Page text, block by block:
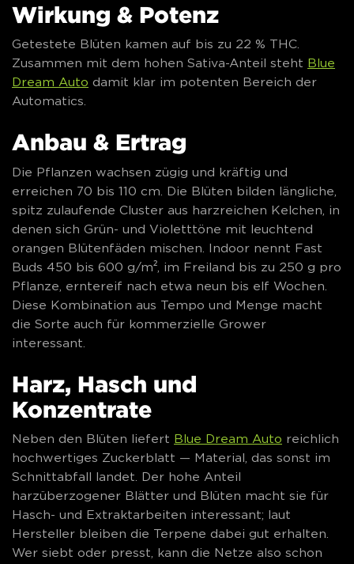
Wirkung & Potenz
Getestete Blüten kamen auf bis zu 22 % THC.
Zusammen mit dem hohen Sativa-Anteil steht Blue
Dream Auto damit klar im potenten Bereich der
Automatics.
Anbau & Ertrag
Die Pflanzen wachsen zügig und kräftig und
erreichen 70 bis 110 cm. Die Blüten bilden längliche,
spitz zulaufende Cluster aus harzreichen Kelchen, in
denen sich Grün- und Violetttöne mit leuchtend
orangen Blütenfäden mischen. Indoor nennt Fast
Buds 450 bis 600 g/m², im Freiland bis zu 250 g pro
Pflanze, erntereif nach etwa neun bis elf Wochen.
Diese Kombination aus Tempo und Menge macht
die Sorte auch für kommerzielle Grower
interessant.
Harz, Hasch und
Konzentrate
Neben den Blüten liefert Blue Dream Auto reichlich
hochwertiges Zuckerblatt — Material, das sonst im
Schnittabfall landet. Der hohe Anteil
harzüberzogener Blätter und Blüten macht sie für
Hasch- und Extraktarbeiten interessant; laut
Hersteller bleiben die Terpene dabei gut erhalten.
Wer siebt oder presst, kann die Netze also schon